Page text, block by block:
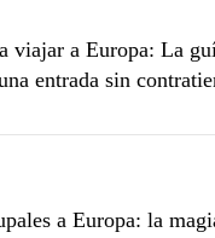
viajar a Europa: La
entrada sin
a Europa: la